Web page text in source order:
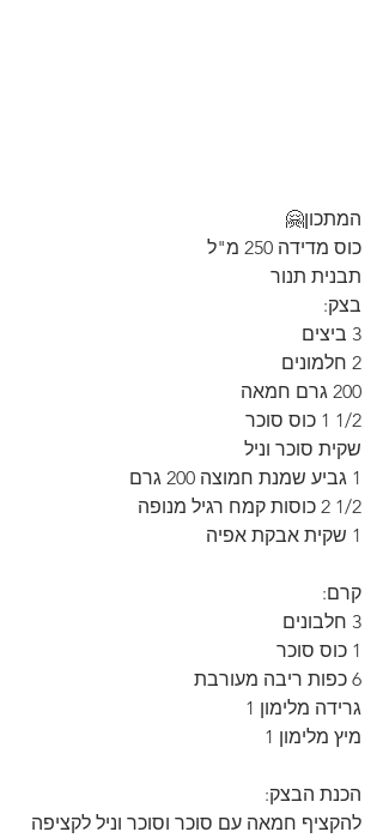
המתכון🤗
כוס מדידה 250 מ"ל
תבנית תנור
בצק:
3 ביצים
2 חלמונים
200 גרם חמאה
1/2 1 כוס סוכר
שקית סוכר וניל
1 גביע שמנת חמוצה 200 גרם
1/2 2 כוסות קמח רגיל מנופה
1 שקית אבקת אפיה
קרם:
3 חלבונים
1 כוס סוכר
6 כפות ריבה מעורבת
גרידה מלימון 1
מיץ מלימון 1
הכנת הבצק:
להקציף חמאה עם סוכר וסוכר וניל לקציפה